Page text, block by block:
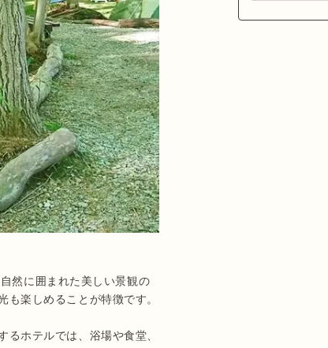
然に囲まれた美しい景観の
も楽しめることが特徴です。
るホテルでは、浴場や食堂、